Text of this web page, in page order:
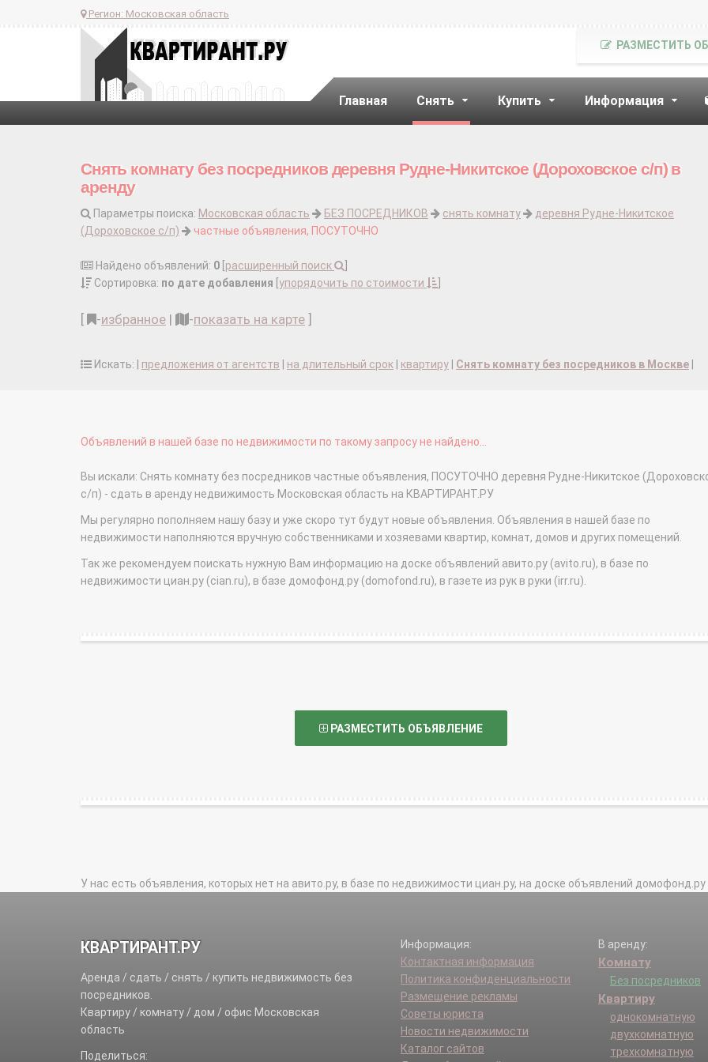
Регион: Московская область
Главная Снять Купить Информация
РАЗМЕСТИТЬ
Снять комнату без посредников деревня Рудне-Никитское (Дороховское с/п) в
аренду
Параметры поиска: Московская область БЕЗ ПОСРЕДНИКОВ снять комнату
деревня Рудне-Никитское
(Дороховское с/п)
частные объявления, ПОСУТОЧНО
Найдено объявлений: 0 расширенный поиск
Сортировка: по дате добавления упорядочить по стоимости
-избранное | -показать на карте
Искать: | предложения от агентств на длительный срок квартиру Снять комнату без посредников в Москве
Объявлений в нашей базе по недвижимости по такому запросу не найдено...
Вы искали: Снять комнату без посредников частные объявления, ПОСУТОЧНО деревня Рудне-Никитское
с/п) - сдать в аренду недвижимость Московская область на КВАРТИРАНТ.РУ
Мы регулярно пополняем нашу базу и уже скоро тут будут новые объявления. Объявления в нашей базе по
недвижимости наполняются вручную собственниками и хозяевами квартир, комнат, домов и других помещений.
Так же рекомендуем поискать нужную Вам информацию на доске объявлений авито.ру (avito.ru), в базе по
недвижимости циан.ру (cian.ru), в базе домофонд.ру (domofond.ru), в газете из рук в руки (irr.ru).
РАЗМЕСТИТЬ ОБЪЯВЛЕНИЕ
У нас есть объявления, которых нет на авито.ру, в базе по недвижимости циан.ру, на доске объявлений домофонд.ру
КВАРТИРАНТ.РУ
Аренда / сдать / снять / купить недвижимость без
посредников.
Квартиру / комнату / дом / офис Московская
область
Поделиться:
Информация:
Контактная информация
Политика конфиденциальности
Размещение рекламы
Советы юриста
Новости недвижимости
Каталог сайтов
В аренду:
Комнату
Без посредников
Квартиру
однокомнатную
двухкомнатную
трехкомнатную